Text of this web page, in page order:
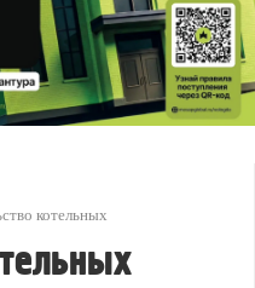
котельных